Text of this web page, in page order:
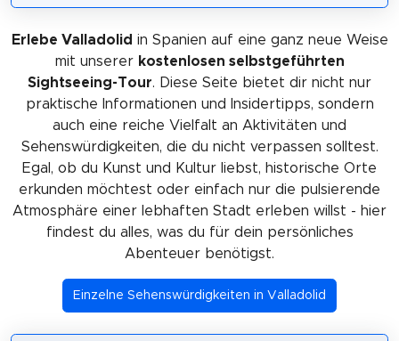
Erlebe Valladolid in Spanien auf eine ganz neue Weise
mit unserer kostenlosen selbstgeführten
Sightseeing-Tour. Diese Seite bietet dir nicht nur
praktische Informationen und Insidertipps, sondern
auch eine reiche Vielfalt an Aktivitäten und
Sehenswürdigkeiten, die du nicht verpassen solltest.
Egal, ob du Kunst und Kultur liebst, historische Orte
erkunden möchtest oder einfach nur die pulsierende
Atmosphäre einer lebhaften Stadt erleben willst - hier
findest du alles, was du für dein persönliches
Abenteuer benötigst.
Einzelne Sehenswürdigkeiten in Valladolid